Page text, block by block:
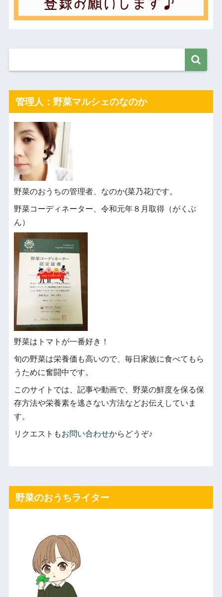
管理人：野菜マルシェのなのか
野菜のおうちの管理者、なのか(菜乃花)です。
野菜コーディネーター、令和元年８月取得（がくぶ
ん）
野菜はトマトが一番好き！
旬の野菜は栄養価も高いので、毎日家族に食べてもら
うために奮闘中です。
このサイトでは、記事や動画で、野菜の鮮度を保る保
存方法や栄養素を逃さない方法などお伝えしていま
す。
リクエストもお問い合わせからどうぞ♪
野菜のおうちライター